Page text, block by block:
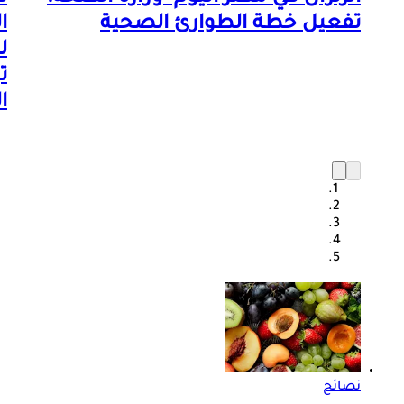
تفعيل خطة الطوارئ الصحية
نصائح